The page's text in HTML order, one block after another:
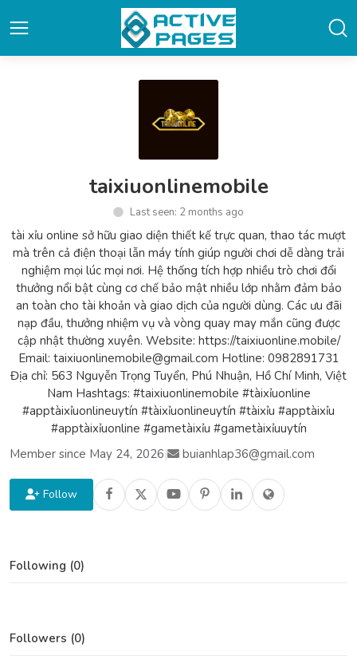
taixiuonlinemobile
Last seen: 2 months ago
tài xỉu online sở hữu giao diện thiết kế trực quan, thao tác mượt
mà trên cả điện thoại lẫn máy tính giúp người chơi dễ dàng trải
nghiệm mọi lúc mọi nơi. Hệ thống tích hợp nhiều trò chơi đổi
thưởng nổi bật cùng cơ chế bảo mật nhiều lớp nhằm đảm bảo
an toàn cho tài khoản và giao dịch của người dùng. Các ưu đãi
nạp đầu, thưởng nhiệm vụ và vòng quay may mắn cũng được
cập nhật thường xuyên. Website: https://taixiuonline.mobile/
Email: taixiuonlinemobile@gmail.com Hotline: 0982891731
Địa chỉ: 563 Nguyễn Trọng Tuyển, Phú Nhuận, Hồ Chí Minh, Việt
Nam Hashtags: #taixiuonlinemobile #tàixỉuonline
#apptàixỉuonlineuytín #tàixỉuonlineuytín #tàixỉu #apptàixỉu
#apptàixỉuonline #gametàixỉu #gametàixỉuuytín
Member since May 24, 2026| buianhlap36@gmail.com
Follow
Following (0)
Followers (0)